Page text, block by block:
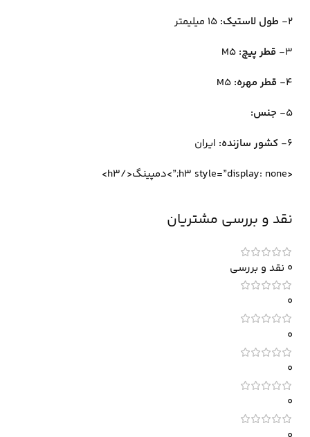
2-
طول لاستیک:
3-
قطر پیچ:
4-
قطر مهره:
5-
جنس:
6-
کشور سازنده: ایران
<h3 style=”display: none;”>دمپینگ</h3>
نقد و بررسی مشتریان
0 نقد و بررسی
0
0
0
0